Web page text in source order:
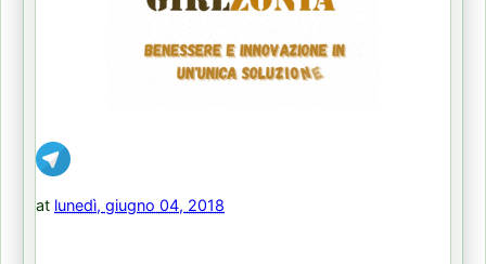
at lunedì, giugno 04, 2018